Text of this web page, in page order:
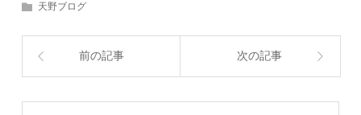
天野ブログ
前の記事 次の記事